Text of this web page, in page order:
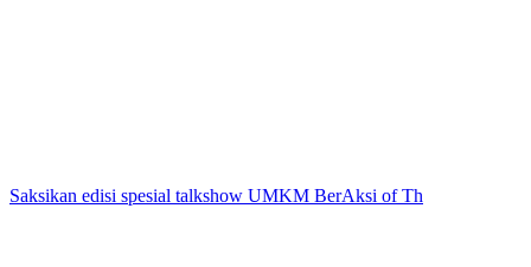
Saksikan edisi spesial talkshow UMKM BerAksi of Th